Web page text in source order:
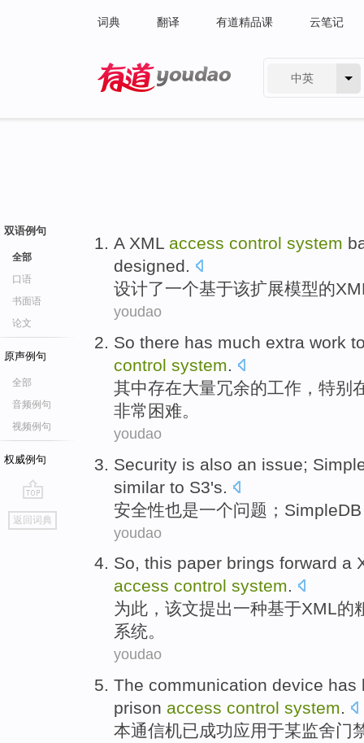
词典 翻译 有道精品课 云笔记
中英
双语例句
全部
口语
书面语
论文
原声例句
全部
音频例句
视频例句
权威例句
go
top
返回词典
A XML access control system
designed.
设计了一个基于该扩展模型的
youdao
So there has much extra work
control system.
其中存在大量冗余的工作 ，特别
非常困难。
youdao
Security is also an issue;
similar to S3's
安全性也是一个问题 ； SimpleDB
youdao
So, this paper brings forward a
access control system.
为此 ， 该文提出一种基于XML的
系统。
youdao
The communication device has
prison access control system.
本通信机已成功应用于某监舍门